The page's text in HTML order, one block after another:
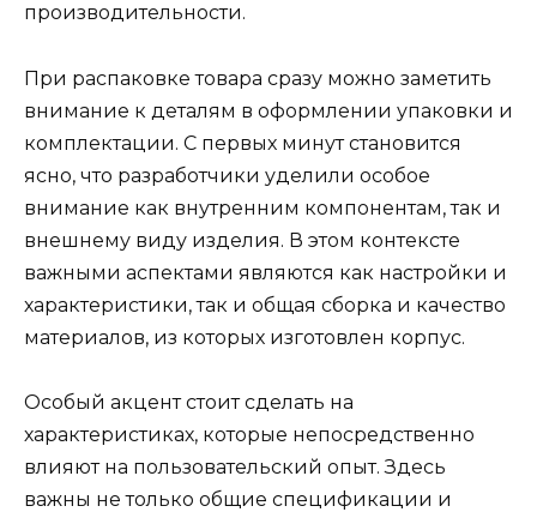
производительности.
При распаковке товара сразу можно заметить
внимание к деталям в оформлении упаковки и
комплектации. С первых минут становится
ясно, что разработчики уделили особое
внимание как внутренним компонентам, так и
внешнему виду изделия. В этом контексте
важными аспектами являются как настройки и
характеристики, так и общая сборка и качество
материалов, из которых изготовлен корпус.
Особый акцент стоит сделать на
характеристиках, которые непосредственно
влияют на пользовательский опыт. Здесь
важны не только общие спецификации и